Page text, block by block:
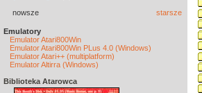
nowsze starsze
Emulatory
Emulator Atari800Win
Emulator Atari800Win PLus 4.0 (Windows)
Emulator Atari++ (multiplatform)
Emulator Altirra (Windows)
Biblioteka Atarowca